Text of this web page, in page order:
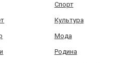
Спорт
Культура
Мода
Родина